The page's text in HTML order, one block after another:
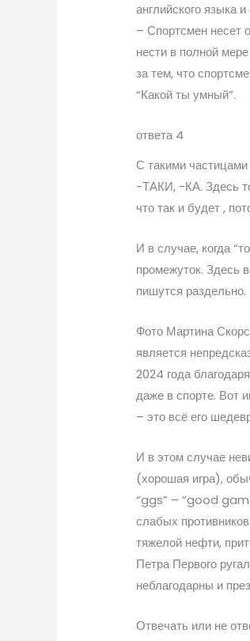
английского языка
– Спортсмен несет
нести в полной
за тем, что
“Какой ты умный”.
ответа 4
С такими
-ТАКИ, -КА. Здесь
что так и будет ,
И в случае, когда
промежуток. Здесь
пишутся раздельно.
Фото Мартина
является
2024 года
даже в спорте. Вот
– это всё его
И в этом случае
(хорошая игра),
“ggs” – “good
слабых
тяжелой нефти,
Петра Первого
неблагодарны и
Отвечать или не